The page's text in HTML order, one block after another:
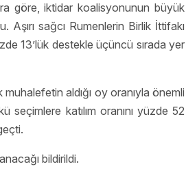
göre, iktidar koalisyonunun büyük
sağcı Rumenlerin Birlik İttifakı
13’lük destekle üçüncü sırada yer
aldığı oy oranıyla önemli
katılım oranını yüzde 52
bildirildi.